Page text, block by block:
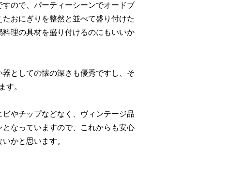
ので、パーティーシーンでオードブ
おにぎりを整然と並べて盛り付けた
理の具材を盛り付けるのにもいいか
としての懐の深さも優秀ですし、そ
す。
やチップなどなく、ヴィンテージ品
なっていますので、これからも安心
かと思います。